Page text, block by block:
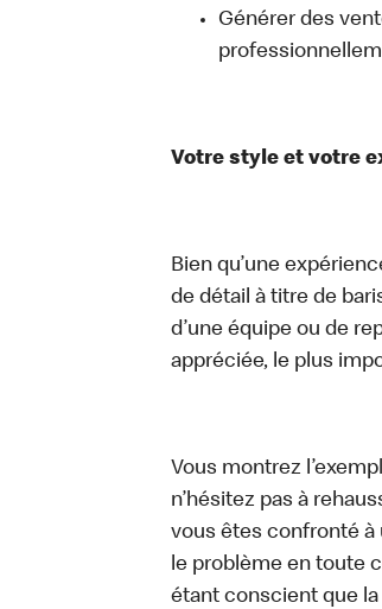
Générer des
Votre style et votre
Bien qu’une
de détail à titre de
d’une équipe ou de
appréciée, le plus
Vous montrez
n’hésitez pas à
vous êtes confronté à
le problème en toute
étant conscient que